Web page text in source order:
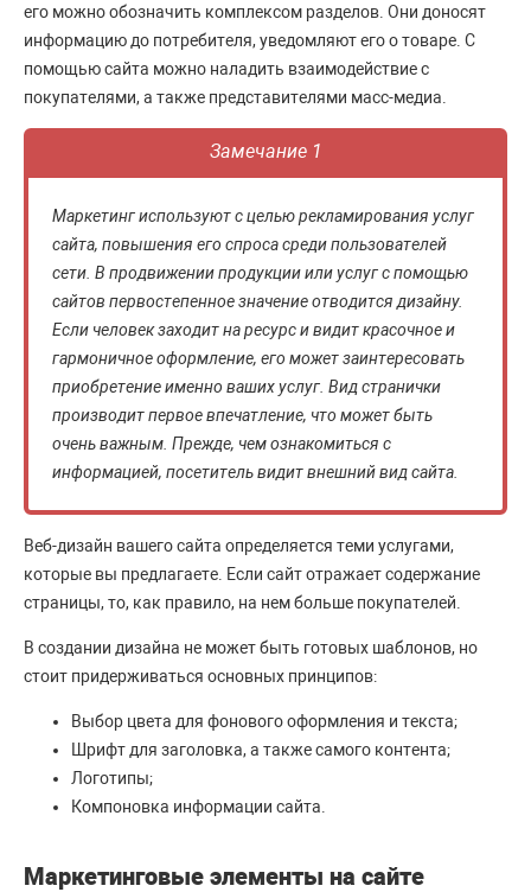
его можно обозначить комплексом разделов. Они доносят
информацию до потребителя, уведомляют его о товаре. С
помощью сайта можно наладить взаимодействие с
покупателями, а также представителями масс-медиа.
Замечание 1
Маркетинг используют с целью рекламирования услуг
сайта, повышения его спроса среди пользователей
сети. В продвижении продукции или услуг с помощью
сайтов первостепенное значение отводится дизайну.
Если человек заходит на ресурс и видит красочное и
гармоничное оформление, его может заинтересовать
приобретение именно ваших услуг. Вид странички
производит первое впечатление, что может быть
очень важным. Прежде, чем ознакомиться с
информацией, посетитель видит внешний вид сайта.
Веб-дизайн вашего сайта определяется теми услугами,
которые вы предлагаете. Если сайт отражает содержание
страницы, то, как правило, на нем больше покупателей.
В создании дизайна не может быть готовых шаблонов, но
стоит придерживаться основных принципов:
Выбор цвета для фонового оформления и текста;
Шрифт для заголовка, а также самого контента;
Логотипы;
Компоновка информации сайта.
Маркетинговые элементы на сайте